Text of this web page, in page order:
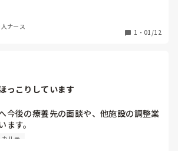
います。
いるのでしょうか。教えてください。
ナース
1 ・ 01/12
っこりしています
今後の療養先の面談や、他施設の調整業
す。
師さんへ言えなかった思いをお聞きする
カルテ